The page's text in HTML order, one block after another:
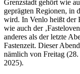
Grenzstadt gehört wie
geprägten Regionen, in
wird. In Venlo heißt der
wie auch der
anderes als der letzte
Fastenzeit. Dieser
nämlich von Freitag
2025).